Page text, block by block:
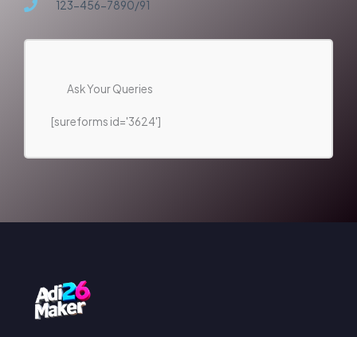
123-456-7890/91
Ask Your Queries
[sureforms id='3624']